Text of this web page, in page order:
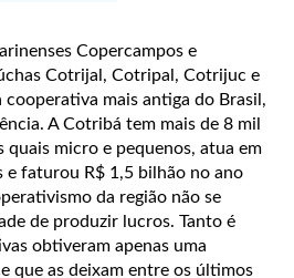
Copercampos e
Cotrijal, Cotripal, Cotrijuc e
mais antiga do Brasil,
A Cotribá tem mais de 8 mil
quais micro e pequenos, atua em
e faturou R$ 1,5 bilhão no ano
da região não se
de produzir lucros. Tanto é
obtiveram apenas uma
que as deixam entre os últimos